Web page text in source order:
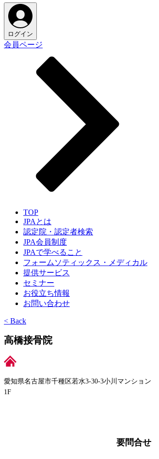
ログイン
会員ページ
TOP
JPAとは
認定院・認定者検索
JPA会員制度
JPAで学べること
フォームソティックス・メディカル
提供サービス
セミナー
お役立ち情報
お問い合わせ
< Back
高橋接骨院
愛知県名古屋市千種区若水3-30-3小川マンション
1F
要問合せ